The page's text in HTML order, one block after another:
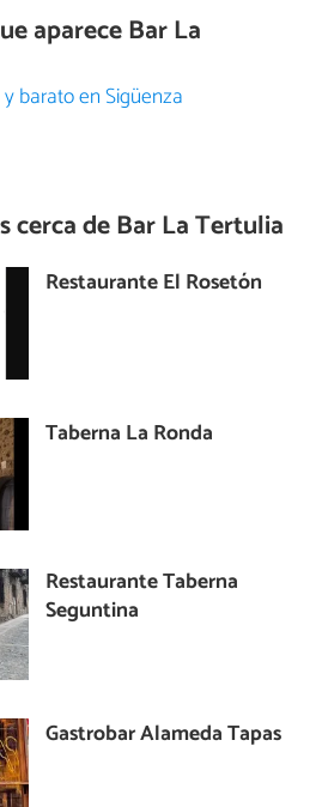
aparece Bar La
barato en Sigüenza
cerca deBar La Tertulia
Restaurante El Rosetón
Taberna La Ronda
Restaurante Taberna
Seguntina
Gastrobar Alameda Tapas